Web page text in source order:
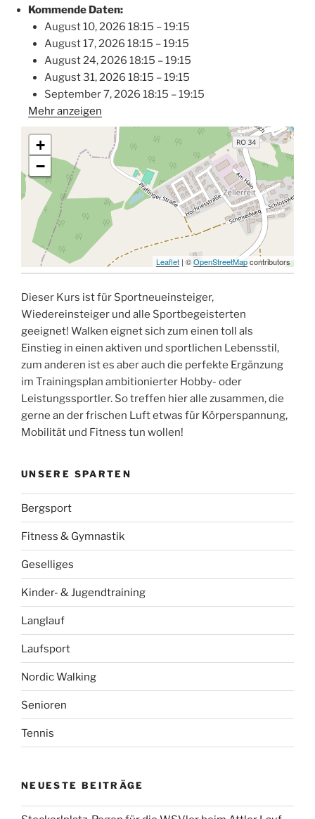
Kommende Daten:
August 10, 2026 18:15 –19:15
August 17, 2026 18:15 –19:15
August 24, 2026 18:15 –19:15
August 31, 2026 18:15 –19:15
September 7, 2026 18:15 –19:15
Mehr anzeigen
+
−
Leaflet | ©OpenStreetMapcontributors
Dieser Kurs ist für Sportneueinsteiger,
Wiedereinsteiger und alle Sportbegeisterten
geeignet! Walken eignet sich zum einen toll als
Einstieg in einen aktiven und sportlichen Lebensstil,
zum anderen ist es aber auch die perfekte Ergänzung
im Trainingsplan ambitionierter Hobby- oder
Leistungssportler. So treffen hier alle zusammen, die
gerne an der frischen Luft etwas für Körperspannung,
Mobilität und Fitness tun wollen!
UNSERE SPARTEN
Bergsport
Fitness & Gymnastik
Geselliges
Kinder- & Jugendtraining
Langlauf
Laufsport
Nordic Walking
Senioren
Tennis
NEUESTE BEITRÄGE